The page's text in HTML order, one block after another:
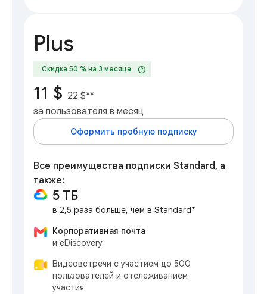
Plus
Скидка 50 % на 3 месяца help
11 $ 22 $**
за пользователя в месяц
Оформить пробную подписку
Все преимущества подписки Standard, а
также:
5 ТБ
в 2,5 раза больше, чем в Standard*
Корпоративная почта
и eDiscovery
Видеовстречи с участием до 500
пользователей и отслеживанием
участия